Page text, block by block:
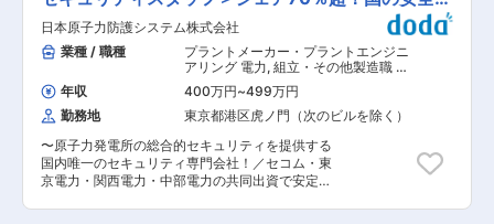
ブローテーションの可能性もありますが、基本的
には、福井で長く働いていきたいという方を歓迎
しております。 ■働く環境 ・平均残業21時間 ・
リモートワーク相談可 ・有給取得推奨（取得率高
水準） 腰を据えて専門性を高めながら、無理なく
働ける環境が整っています。 ■事業の将来性 原
子力はカーボンニュートラル実現に不可欠な電源
として位置づけられており、同社においても重要
な基幹事業です。 再生可能エネルギー・水素事業
などとも連携しながら、「これからのエネルギー
におすすめ／ ・社会インフラに関わる仕事がした
督、工程管理、作業計画・報告書の作成など 【設
計】システム計画立案、仕様打合せ、仕様書・原
価作成、機器購入など ■この求人の魅力 ＼離職
率5％！働きやすさバツグンの就業環境／ ★年休
126日／土日祝日休み／年間有給消化日数15日★
※全国転勤有りの総合職採用ですが、勤務地は個
人のご希望を最大限考慮いたします！ ＼充実の福
利厚生／ 【借上社宅制度】最大家賃の80％を会
社が負担 ※社内規程に準ずる 【家族手当】：家
族の扶養状況（税法上）により支給 【勤務地手
当】：勤務地域と扶養者の有無、住居形態の区分
により支給 【出産祝金】：出生1人につき20,000
守る
日本原子力防護システム株式会社
業種 / 職種
プラントメーカー・プラントエンジニ
アリング 電力, 組立・その他製造職 清
掃・警備・守衛
年収 400万円~499万円
勤務地
東京都港区虎ノ門（次のビルを除く）
〜原子力発電所の総合的セキュリティを提供する
国内唯一のセキュリティ専門会社！／セコム・東
京電力・関西電力・中部電力の共同出資で安定性